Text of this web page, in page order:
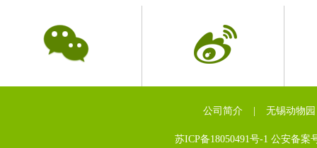
公司简介 无锡动物园
苏ICP备18050491号-1 公安备案